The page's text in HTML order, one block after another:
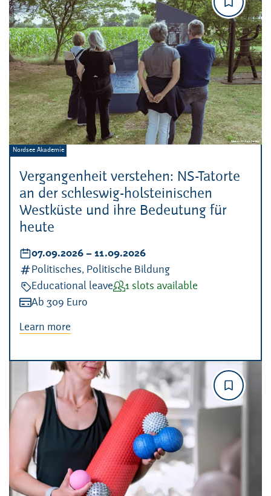
Vergangenheit verstehen: NS-Tatorte
an der schleswig-holsteinischen
Westküste und ihre Bedeutung für
heute
Veranstalter:
Nordsee Akademie
Datum:
07.09.2026 – bis
11.09.2026
Kategorien:
Politisches, Politische Bildung
Veranstaltungsart:
Educational leaveVerfügbarkeit:
1 slots available
Kosten:
Ab 309 Euro
Learn more